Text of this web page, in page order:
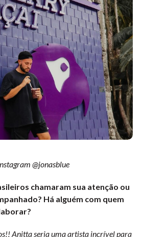
@jonasblue
chamaram sua atenção ou
Há alguém com quem
Anitta seria uma artista incrível para